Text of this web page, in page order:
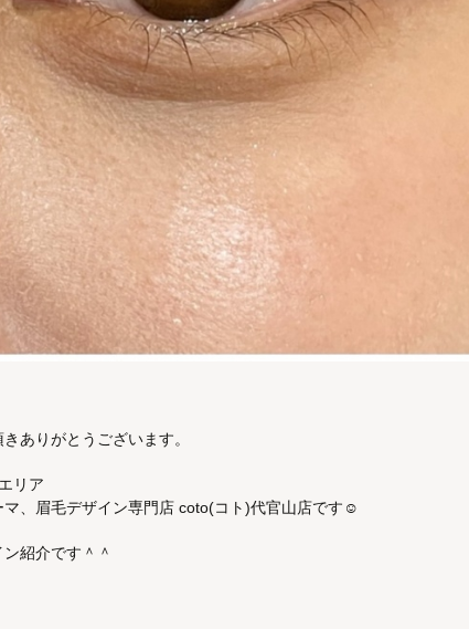
ありがとうございます。
リア
マ、眉毛デザイン専門店 coto(コト)代官山店です☺︎
紹介です＾＾